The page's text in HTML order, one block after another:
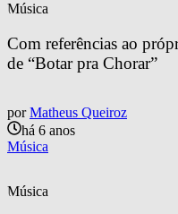
Música
Com referências ao
de “Botar pra Chorar”
por Matheus Queiroz
há 6 anos
Música
Música